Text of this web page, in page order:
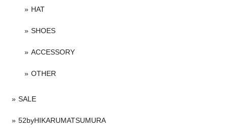
HAT
SHOES
ACCESSORY
OTHER
SALE
52byHIKARUMATSUMURA